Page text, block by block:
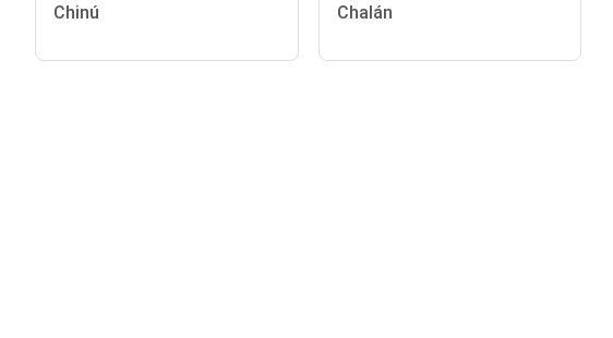
Chinú Chalán